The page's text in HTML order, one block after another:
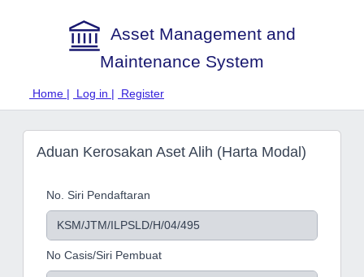
Asset Management and
Maintenance System
Home | Log in | Register
Aduan Kerosakan Aset Alih (Harta Modal)
No. Siri Pendaftaran
No Casis/Siri Pembuat